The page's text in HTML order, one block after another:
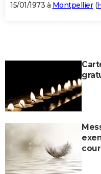
15/01/1973 à Montpellier(